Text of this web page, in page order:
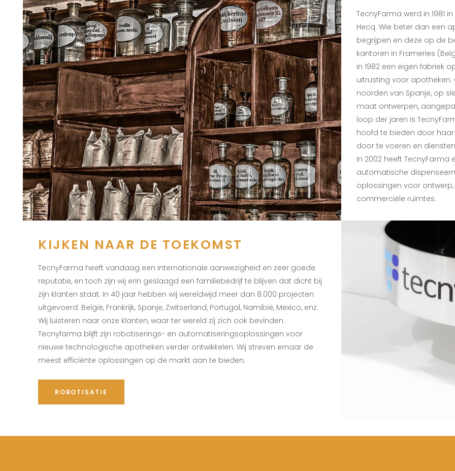
TecnyFarma werd in 1981
Hecq. Wie beter dan een
begrijpen en deze op de
kantoren in Frameries
in 1982 een eigen fabriek
uitrusting voor apotheken.
noorden van Spanje, op
maat ontwerpen,
loop der jaren is
hoofd te bieden door
door te voeren en
In 2002 heeft
automatische
oplossingen voor
commerciële ruimtes.
KIJKEN NAAR DE TOEKOMST
TecnyFarma heeft vandaag een internationale aanwezigheid en zeer goede
reputatie, en toch zijn wij erin geslaagd een familiebedrijf te blijven dat dicht bij
zijn klanten staat. In 40 jaar hebben wij wereldwijd meer dan 8.000 projecten
uitgevoerd: België, Frankrijk, Spanje, Zwitserland, Portugal, Namibië, Mexico, enz.
Wij luisteren naar onze klanten, waar ter wereld zij zich ook bevinden.
Tecnyfarma blijft zijn robotiserings- en automatiseringsoplossingen voor
nieuwe technologische apotheken verder ontwikkelen. Wij streven ernaar de
meest efficiënte oplossingen op de markt aan te bieden.
ROBOTISATIE